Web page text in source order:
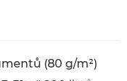
(80 g/m²)